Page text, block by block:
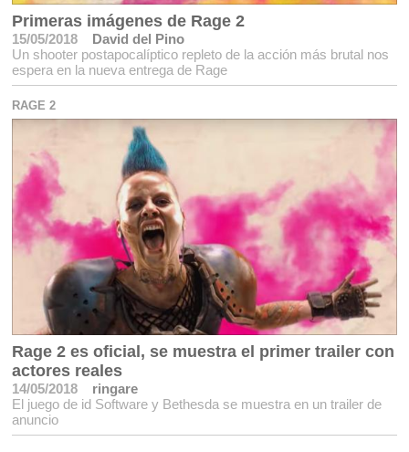
Primeras imágenes de Rage 2
15/05/2018
David del Pino
Un shooter postapocalíptico repleto de la acción más brutal nos
espera en la nueva entrega de Rage
RAGE 2
Rage 2 es oficial, se muestra el primer trailer con
actores reales
14/05/2018
ringare
El juego de id Software y Bethesda se muestra en un trailer de
anuncio